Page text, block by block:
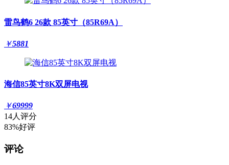
雷鸟鹤6 26款 85英寸（85R69A）
￥5881
海信85英寸8K双屏电视
￥69999
14人评分
83%好评
评论